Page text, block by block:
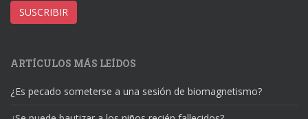
correo
electrónico
SUSCRIBIR
ARTÍCULOS MÁS LEÍDOS
¿Es pecado someterse a una sesión de biomagnetismo?